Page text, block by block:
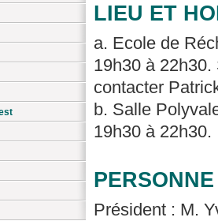
LIEU ET
a. Ecole de
19h30 à
contacter
b. Salle
19h30 à 22h30.
Président : M.